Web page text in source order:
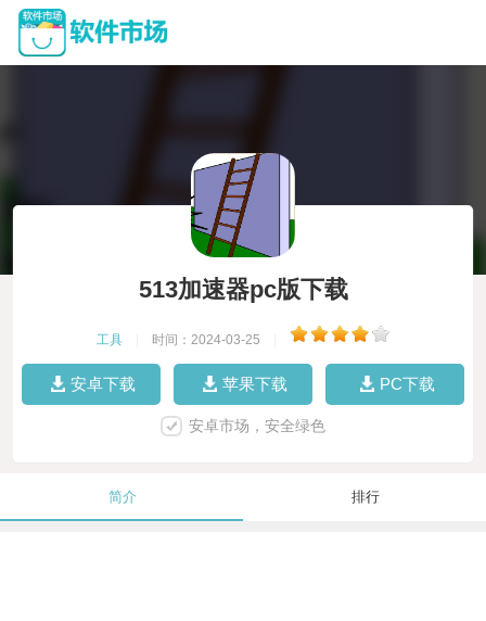
513加速器pc版下载
工具 时间：2024-03-25
安卓下载 苹果下载 PC下载
安卓市场，安全绿色
简介 排行